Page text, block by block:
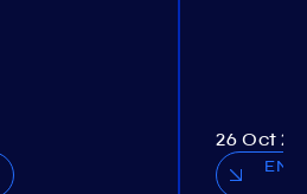
26 Oct
EN